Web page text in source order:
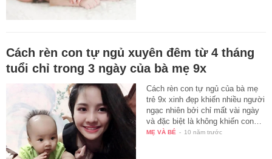
Cách rèn con tự ngủ xuyên đêm từ 4 tháng
tuổi chỉ trong 3 ngày của bà mẹ 9x
Cách rèn con tự ngủ của bà mẹ
trẻ 9x xinh đẹp khiến nhiều người
ngạc nhiên bởi chỉ mất vài ngày
và đặc biệt là không khiến con…
MẸ VÀ BÉ - 10 năm trước